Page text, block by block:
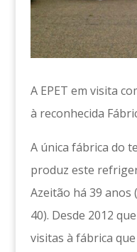
A EPET em visita
à reconhecida
A única fábrica do
produz este
Azeitão há 39 anos
40). Desde 2012
visitas à fábrica